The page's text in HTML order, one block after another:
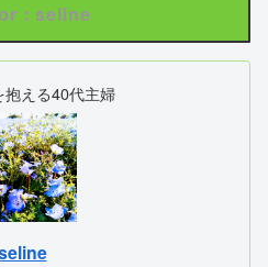
: seline
抱える40代主婦